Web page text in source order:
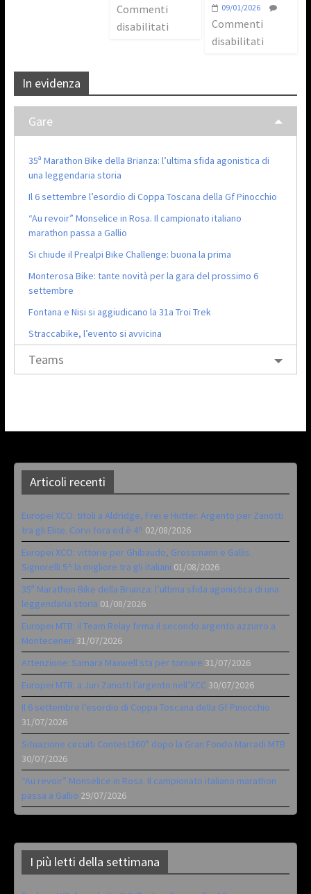
Commenti
disabilitati
09/01/2026
Commenti
disabilitati
In evidenza
Gare
35ª Marathon Bike della Brianza: l’ultima sfida agonistica di
una leggendaria storia
Il 6 settembre l’esordio di Coppa Toscana della Gf Pinocchio
“Au revoir” Monselice in Rosa. Il campionato italiano
marathon passa a Gallio
Si chiude il Prealpi Bike Challenge: buona la prima
Monterosa Bike: tante novità per la gara del prossimo 6
settembre
Fontana e Nisi si aggiudicano la 31a Troi Trek
Straccabike, l’evento si avvicina
Teams
Articoli recenti
Europei XCO: titoli a Aldridge, Frei e Hutter. Argento per Zanotti
tra gli Elite. Corvi fora ed è 4^ 02/08/2026
Europei XCO: vittorie per Ghibaudo, Grossmann e Gallis.
Signorelli 5^ la migliore tra gli italiani 01/08/2026
35ª Marathon Bike della Brianza: l’ultima sfida agonistica di una
leggendaria storia 01/08/2026
Europei MTB: il Team Relay firma il secondo argento azzurro a
Monteceneri 31/07/2026
Attenzione: Samara Maxwell sta per tornare 31/07/2026
Europei MTB: a Juri Zanotti l’argento nell’XCC 30/07/2026
Il 6 settembre l’esordio di Coppa Toscana della Gf Pinocchio
31/07/2026
Situazione circuiti Contest360° dopo la Gran Fondo Marradi MTB
30/07/2026
“Au revoir” Monselice in Rosa. Il campionato italiano marathon
passa a Gallio 29/07/2026
I più letti della settimana